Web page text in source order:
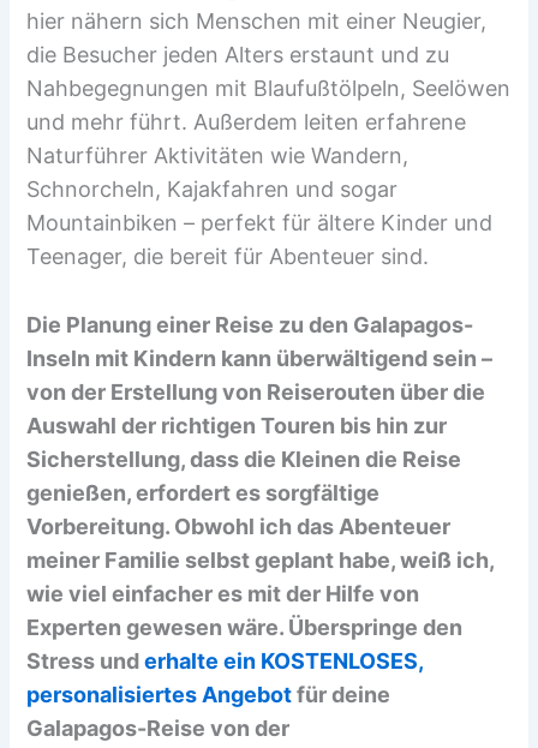
hier nähern sich Menschen mit einer Neugier,
die Besucher jeden Alters erstaunt und zu
Nahbegegnungen mit Blaufußtölpeln, Seelöwen
und mehr führt. Außerdem leiten erfahrene
Naturführer Aktivitäten wie Wandern,
Schnorcheln, Kajakfahren und sogar
Mountainbiken – perfekt für ältere Kinder und
Teenager, die bereit für Abenteuer sind.
Die Planung einer Reise zu den Galapagos-
Inseln mit Kindern kann überwältigend sein –
von der Erstellung von Reiserouten über die
Auswahl der richtigen Touren bis hin zur
Sicherstellung, dass die Kleinen die Reise
genießen, erfordert es sorgfältige
Vorbereitung. Obwohl ich das Abenteuer
meiner Familie selbst geplant habe, weiß ich,
wie viel einfacher es mit der Hilfe von
Experten gewesen wäre. Überspringe den
Stress underhalte ein KOSTENLOSES,
personalisiertes Angebotfür deine
Galapagos-Reise von der